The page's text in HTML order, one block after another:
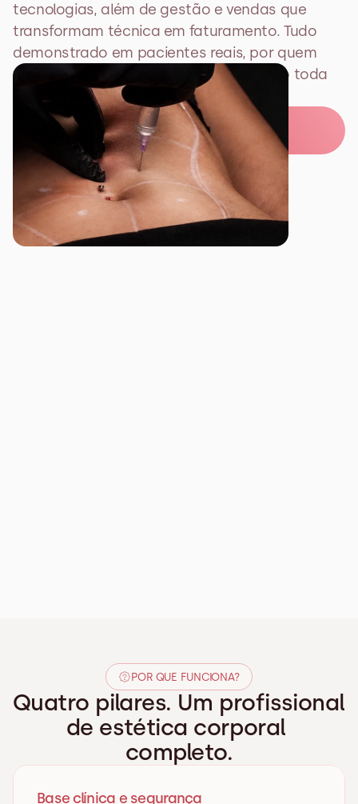
tecnologias, além de gestão e vendas que
transformam técnica em faturamento. Tudo
demonstrado em pacientes reais, por quem
vive a clínica todos os dias, e atualizado toda
Assinar a Corporal Class
POR QUE FUNCIONA?
Quatro pilares. Um profissional
de estética corporal
completo.
Base clínica e segurança